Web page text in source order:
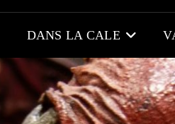
DANS LA CALE